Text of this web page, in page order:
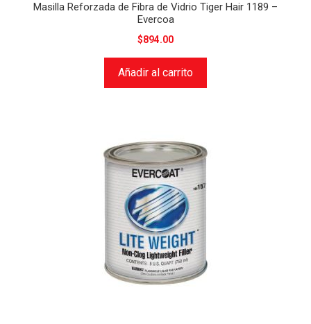
Masilla Reforzada de Fibra de Vidrio Tiger Hair 1189 –
Evercoa
$894.00
Añadir al carrito